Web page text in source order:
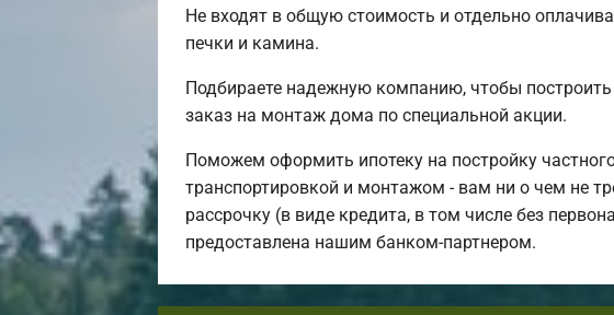
Не входят в общую стоимость и отдельно
печки и камина.
Подбираете надежную компанию, чтобы
заказ на монтаж дома по специальной акции.
Поможем оформить ипотеку на постройку
транспортировкой и монтажом - вам ни о чем не
рассрочку (в виде кредита, в том числе без
предоставлена нашим банком-партнером.